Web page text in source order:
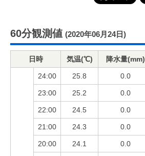
60分観測値 (2020年06月24日)
日時 気温(℃) 降水量(mm)
24:00 25.8 0.0
23:00 25.2 0.0
22:00 24.5 0.0
21:00 24.3 0.0
20:00 24.1 0.0